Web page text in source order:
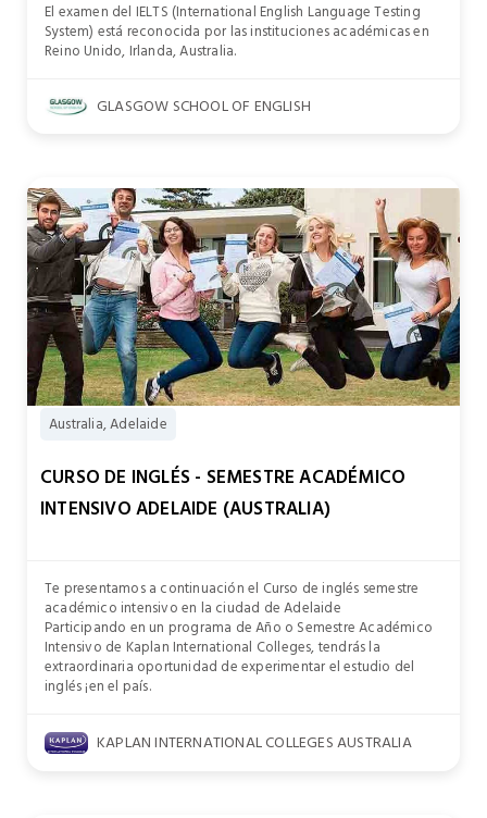
El examen del IELTS (International English Language Testing
System) está reconocida por las instituciones académicas en
Reino Unido, Irlanda, Australia.
GLASGOW SCHOOL OF ENGLISH
Australia, Adelaide
CURSO DE INGLÉS - SEMESTRE ACADÉMICO
INTENSIVO ADELAIDE (AUSTRALIA)
Te presentamos a continuación el Curso de inglés semestre
académico intensivo en la ciudad de Adelaide
Participando en un programa de Año o Semestre Académico
Intensivo de Kaplan International Colleges, tendrás la
extraordinaria oportunidad de experimentar el estudio del
inglés ¡en el país.
KAPLAN INTERNATIONAL COLLEGES AUSTRALIA